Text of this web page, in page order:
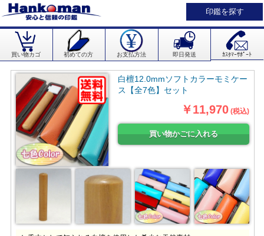
印鑑を探す
買い物カゴ 初めての方 お支払方法 即日発送 ｶｽﾀﾏｰｻﾎﾟｰﾄ
白檀12.0mmソフトカラーモミケー
ス【全7色】セット
￥11,970 (税込)